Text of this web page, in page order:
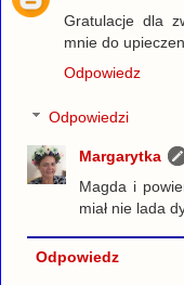
Gratulacje dla
mnie do
Odpowiedz
Odpowiedzi
Margarytka
Magda i
miał nie lada
Odpowiedz